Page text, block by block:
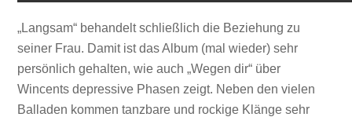
„Langsam“ behandelt schließlich die Beziehung zu
seiner Frau. Damit ist das Album (mal wieder) sehr
persönlich gehalten, wie auch „Wegen dir“ über
Wincents depressive Phasen zeigt. Neben den vielen
Balladen kommen tanzbare und rockige Klänge sehr